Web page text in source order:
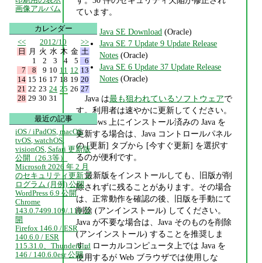
ています。
Java SE Download (Oracle)
Java SE 7 Update 9 Update Release
Notes (Oracle)
Java SE 6 Update 37 Update Release
Notes (Oracle)
Java は最も狙われているソフトウェアで
す。利用者は速やかに更新してください。
Windows 上にインストール済みの Java を
更新する場合は、Java コントロールパネル
の [更新] タブから [今すぐ更新] を選択す
るのが便利です。
最新版をインストールしても、旧版が削
除されずに残ることがあります。その場合
は、正常動作を確認の後、旧版を手動にて
削除 (アンインストール) してください。
Java が不要な場合は、Java そのものを削除
(アンインストール) することを推奨しま
す。ローカルコンピュータ上では Java を
使用するが Web ブラウザでは使用しな
画像アルバム
カレンダー
<<
2012/10
>>
日
月 火 水 木 金 土
1
2 3 4 5
6
7
8 9 10 11 12 13
14 15 16 17 18 19 20
21 22 23 24 25 26 27
28 29 30 31
最近の記事
iOS / iPadOS, macOS,
tvOS, watchOS,
visionOS, Safari 更新版
公開（26.3等）
Microsoft 2026 年 2 月
のセキュリティ更新プ
ログラム (月例) 公開
WordPress 6.9 公開
Chrome
143.0.7499.109/.110 公
開
Firefox 146.0 / ESR
140.6.0 / ESR
115.31.0、Thunderbird
146 / 140.6.0esr 公開